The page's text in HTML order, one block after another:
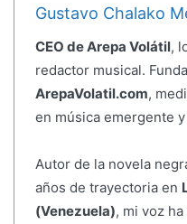
Gustavo Chalako
CEO de Arepa Volátil,
redactor musical.
ArepaVolatil.com,
en música emergente
Autor de la novela
años de trayectoria en
(Venezuela), mi voz